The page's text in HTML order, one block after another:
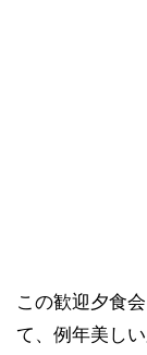
この歓迎夕食
て、例年美し